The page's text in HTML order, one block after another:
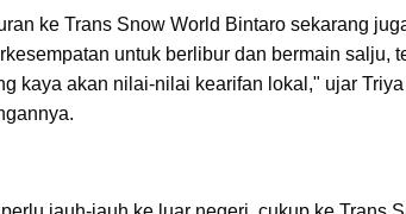
ke Trans Snow World Bintaro sekarang
untuk berlibur dan bermain salju,
kaya akan nilai-nilai kearifan lokal," ujar